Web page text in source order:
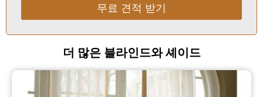
무료 견적 받기
더 많은 블라인드와 셰이드